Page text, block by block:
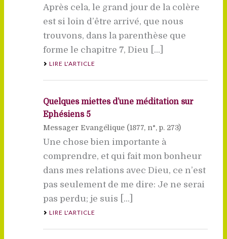
Après cela, le grand jour de la colère
est si loin d’être arrivé, que nous
trouvons, dans la parenthèse que
forme le chapitre 7, Dieu [...]
LIRE L'ARTICLE
Quelques miettes d’une méditation sur
Ephésiens 5
Messager Evangélique (1877, n°, p. 273)
Une chose bien importante à
comprendre, et qui fait mon bonheur
dans mes relations avec Dieu, ce n’est
pas seulement de me dire: Je ne serai
pas perdu; je suis [...]
LIRE L'ARTICLE